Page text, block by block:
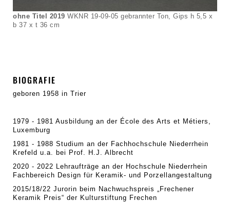
ohne Titel 2019 WKNR 19-09-05 gebrannter Ton, Gips h 5,5 x
b 37 x t 36 cm
BIOGRAFIE
geboren 1958 in Trier
1979 - 1981 Ausbildung an der École des Arts et Métiers,
Luxemburg
1981 - 1988 Studium an der Fachhochschule Niederrhein
Krefeld u.a. bei Prof. H.J. Albrecht
2020 - 2022 Lehraufträge an der Hochschule Niederrhein
Fachbereich Design für Keramik- und Porzellangestaltung
2015/18/22 Jurorin beim Nachwuchspreis „Frechener
Keramik Preis“ der Kulturstiftung Frechen